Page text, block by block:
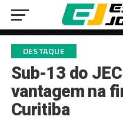
DESTAQUE
Sub-13 do
vantagem na
Curitiba